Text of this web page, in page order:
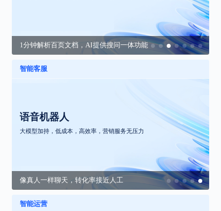
1分钟解析百页文档，AI提供搜问一体功能
智能客服
语音机器人
大模型加持，低成本，高效率，营销服务无压力
像真人一样聊天，转化率接近人工
智能运营